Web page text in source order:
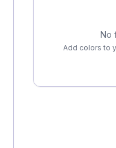
No
Add colors to